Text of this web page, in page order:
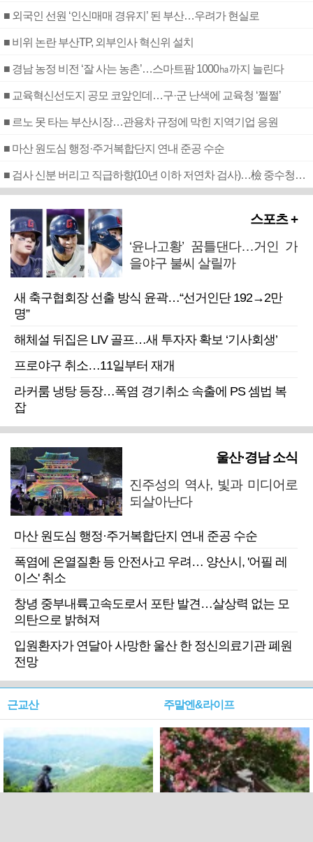
■ 외국인 선원 ‘인신매매 경유지’ 된 부산…우려가 현실로
■ 비위 논란 부산TP, 외부인사 혁신위 설치
■ 경남 농정 비전 ‘잘 사는 농촌’…스마트팜 1000㏊까지 늘린다
■ 교육혁신선도지 공모 코앞인데…구·군 난색에 교육청 ‘쩔쩔’
■ 르노 못 타는 부산시장…관용차 규정에 막힌 지역기업 응원
■ 마산 원도심 행정·주거복합단지 연내 준공 수순
■ 검사 신분 버리고 직급하향(10년 이하 저연차 검사)…檢 중수청행 기피
스포츠 +
‘윤나고황’ 꿈틀댄다…거인 가
을야구 불씨 살릴까
새 축구협회장 선출 방식 윤곽…“선거인단 192→2만
명”
해체설 뒤집은 LIV 골프…새 투자자 확보 ‘기사회생’
프로야구 취소…11일부터 재개
라커룸 냉탕 등장…폭염 경기취소 속출에 PS 셈법 복
잡
울산·경남 소식
진주성의 역사, 빛과 미디어로
되살아난다
마산 원도심 행정·주거복합단지 연내 준공 수순
폭염에 온열질환 등 안전사고 우려… 양산시, '어필 레
이스' 취소
창녕 중부내륙고속도로서 포탄 발견…살상력 없는 모
의탄으로 밝혀져
입원환자가 연달아 사망한 울산 한 정신의료기관 폐원
전망
근교산 주말엔&라이프